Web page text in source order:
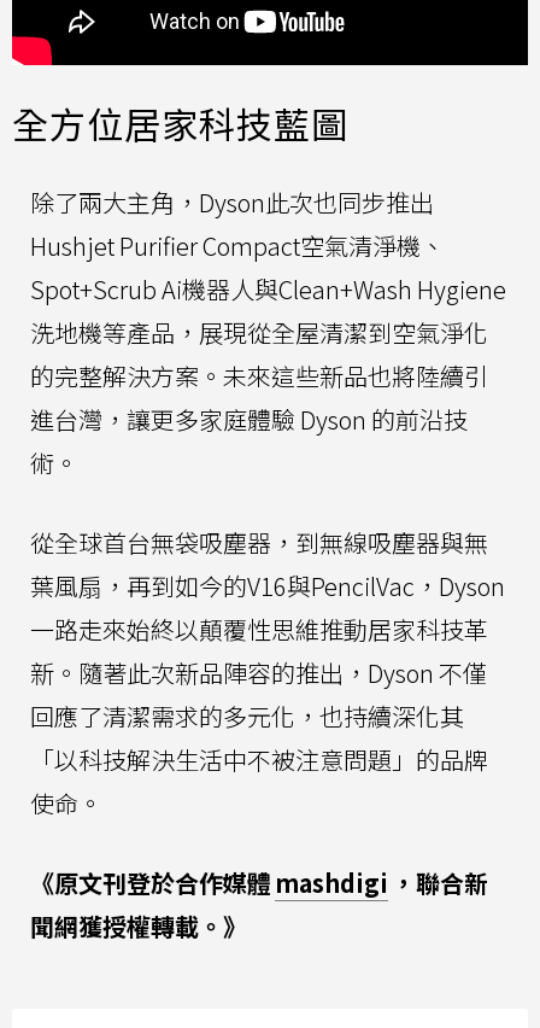
全方位居家科技藍圖
除了兩大主角，Dyson此次也同步推出
Hushjet Purifier Compact空氣清淨機、
Spot+Scrub Ai機器人與Clean+Wash Hygiene
洗地機等產品，展現從全屋清潔到空氣淨化
的完整解決方案。未來這些新品也將陸續引
進台灣，讓更多家庭體驗 Dyson 的前沿技
術。
從全球首台無袋吸塵器，到無線吸塵器與無
葉風扇，再到如今的V16與PencilVac，Dyson
一路走來始終以顛覆性思維推動居家科技革
新。隨著此次新品陣容的推出，Dyson 不僅
回應了清潔需求的多元化，也持續深化其
「以科技解決生活中不被注意問題」的品牌
使命。
《原文刊登於合作媒體 mashdigi ，聯合新
聞網獲授權轉載。》